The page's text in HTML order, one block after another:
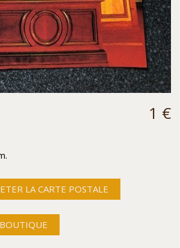
1 €
LA CARTE POSTALE